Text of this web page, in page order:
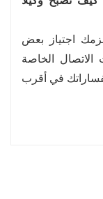
اجتياز بعض
الخاصة
في أقرب